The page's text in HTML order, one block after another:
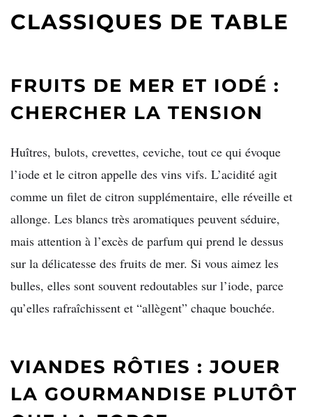
CLASSIQUES DE TABLE
FRUITS DE MER ET IODÉ :
CHERCHER LA TENSION
Huîtres, bulots, crevettes, ceviche, tout ce qui évoque
l’iode et le citron appelle des vins vifs. L’acidité agit
comme un filet de citron supplémentaire, elle réveille et
allonge. Les blancs très aromatiques peuvent séduire,
mais attention à l’excès de parfum qui prend le dessus
sur la délicatesse des fruits de mer. Si vous aimez les
bulles, elles sont souvent redoutables sur l’iode, parce
qu’elles rafraîchissent et “allègent” chaque bouchée.
VIANDES RÔTIES : JOUER
LA GOURMANDISE PLUTÔT